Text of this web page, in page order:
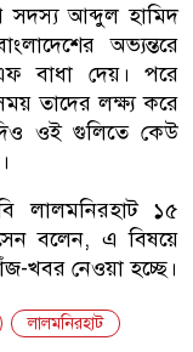
সদস্য আব্দুল হামিদ
অভ্যন্তরে
বাধা দেয়। পরে
তাদের লক্ষ্য করে
ওই গুলিতে কেউ
লালমনিরহাট ১৫
বলেন, এ বিষয়ে
খবর নেওয়া হচ্ছে।
লালমনিরহাট